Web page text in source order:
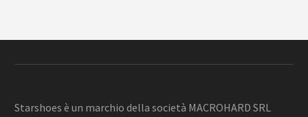
Starshoes è un marchio della società MACROHARD SRL